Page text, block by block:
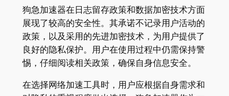
狗急加速器在日志留存政策和数据加密技术方面
展现了较高的安全性。其承诺不记录用户活动的
政策，以及采用的先进加密技术，为用户提供了
良好的隐私保护。用户在使用过程中仍需保持警
惕，仔细阅读相关政策，确保自身信息安全。
在选择网络加速工具时，用户应根据自身需求和